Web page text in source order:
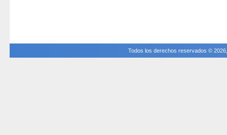
Todos los derechos reservados ©